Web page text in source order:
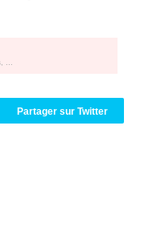
...
Partager sur Twitter